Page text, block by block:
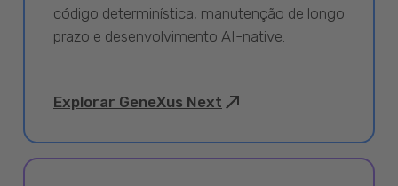
código determinística, manutenção de longo
prazo e desenvolvimento AI-native.
Explorar GeneXus Next